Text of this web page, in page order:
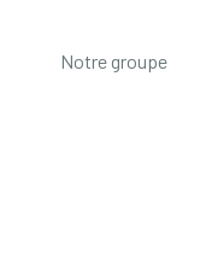
Notre groupe